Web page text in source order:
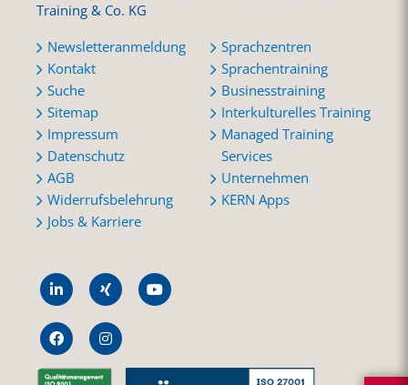
Training & Co. KG
Newsletteranmeldung
Kontakt
Suche
Sitemap
Impressum
Datenschutz
AGB
Widerrufsbelehrung
Jobs & Karriere
Sprachzentren
Sprachentraining
Businesstraining
Interkulturelles Training
Managed Training
Services
Unternehmen
KERN Apps